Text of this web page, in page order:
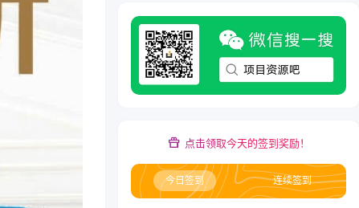
点击领取今天的签到奖励！
今日签到 连续签到